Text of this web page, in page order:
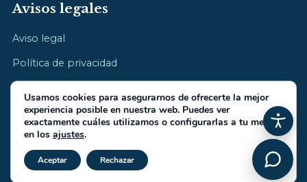
Avisos legales
Aviso legal
Política de privacidad
© 2026 International Montessori School · cultivamos la infancia
Hecho porIberiaIntel.com
Usamos cookies para asegurarnos de ofrecerte la mejor
experiencia posible en nuestra web. Puedes ver
exactamente cuáles utilizamos o configurarlas a tu medida
en los ajustes.
Aceptar Rechazar Cerrar el banner de cookies